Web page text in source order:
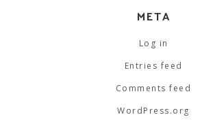
META
Log in
Entries feed
Comments feed
WordPress.org